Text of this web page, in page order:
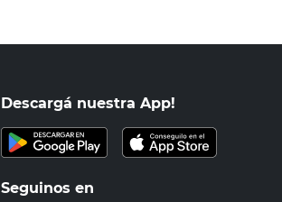
Descargá nuestra App!
Seguinos en